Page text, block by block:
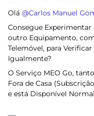
Olá ​ @Carlos Manuel
Consegue Experimentar
outro Equipamento,
Telemóvel, para
Igualmente?
O Serviço MEO Go,
Fora de Casa
e está Disponível